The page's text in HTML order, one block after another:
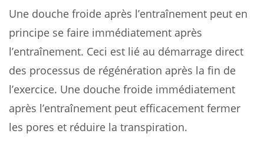
Une douche froide après l’entraînement peut en
principe se faire immédiatement après
l’entraînement. Ceci est lié au démarrage direct
des processus de régénération après la fin de
l’exercice. Une douche froide immédiatement
après l’entraînement peut efficacement fermer
les pores et réduire la transpiration.